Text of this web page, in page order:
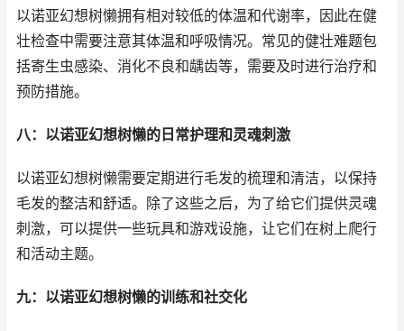
以诺亚幻想树懒拥有相对较低的体温和代谢率，因此在健
壮检查中需要注意其体温和呼吸情况。常见的健壮难题包
括寄生虫感染、消化不良和龋齿等，需要及时进行治疗和
预防措施。
八：以诺亚幻想树懒的日常护理和灵魂刺激
以诺亚幻想树懒需要定期进行毛发的梳理和清洁，以保持
毛发的整洁和舒适。除了这些之后，为了给它们提供灵魂
刺激，可以提供一些玩具和游戏设施，让它们在树上爬行
和活动主题。
九：以诺亚幻想树懒的训练和社交化